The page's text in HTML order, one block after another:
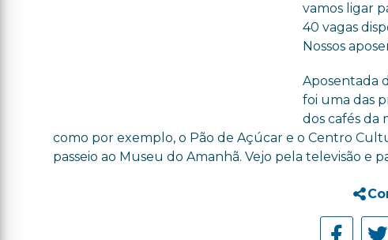
vamos ligar
40 vagas
Nossos
Aposentada
foi uma das
dos cafés da
como por exemplo, o Pão de Açúcar e o Centro
passeio ao Museu do Amanhã. Vejo pela televisão e